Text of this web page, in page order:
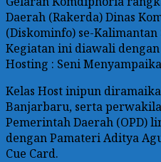
Daerah (Rakerda) Dinas
(Diskominfo) se-
Kegiatan ini diawali dengan
Hosting : Seni
Kelas Host inipun
Banjarbaru, serta
Pemerintah Daerah (OPD)
dengan Pamateri Aditya
Cue Card.